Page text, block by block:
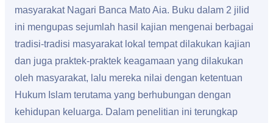
masyarakat Nagari Banca Mato Aia. Buku dalam 2 jilid
ini mengupas sejumlah hasil kajian mengenai berbagai
tradisi-tradisi masyarakat lokal tempat dilakukan kajian
dan juga praktek-praktek keagamaan yang dilakukan
oleh masyarakat, lalu mereka nilai dengan ketentuan
Hukum Islam terutama yang berhubungan dengan
kehidupan keluarga. Dalam penelitian ini terungkap